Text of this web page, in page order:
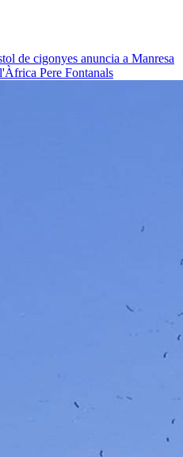
de cigonyes anuncia a Manresa
Pere Fontanals